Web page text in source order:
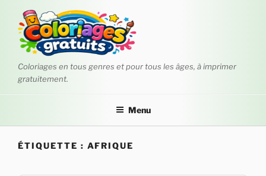
contenu
principal
Coloriages en tous genres et pour tous les âges, à imprimer
gratuitement.
Menu
ÉTIQUETTE : AFRIQUE